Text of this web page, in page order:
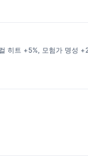
히트 +5%, 모험가 명성